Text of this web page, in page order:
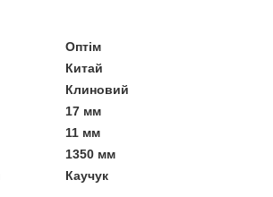
Оптім
Китай
Клиновий
17 мм
11 мм
1350 мм
Каучук